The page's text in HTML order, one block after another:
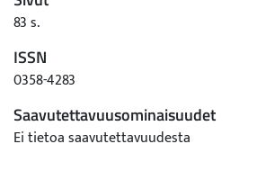
83 s.
ISSN
0358-4283
Saavutettavuusominaisuudet
Ei tietoa saavutettavuudesta